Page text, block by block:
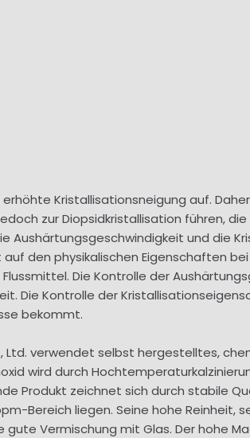
Kristallisationsneigung auf.
zur Diopsidkristallisation führen,
Aushärtungsgeschwindigkeit und die
den physikalischen Eigenschaften
Die Kontrolle der
Die Kontrolle der
bekommt.
Ltd. verwendet selbst hergestelltes,
wird durch
Produkt zeichnet sich durch stabile
Bereich liegen. Seine hohe Reinheit,
Vermischung mit Glas. Der hohe